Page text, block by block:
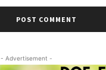
- Advertisement -